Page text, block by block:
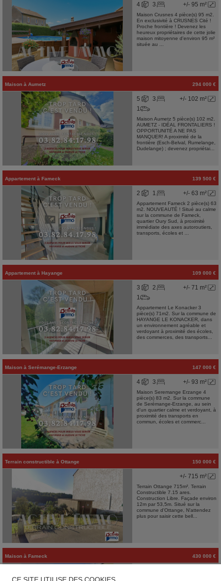
+/- 95 m²
4 3
Maison Crusnes 4 pièce(s) 95 m2.
En exclusivité à CRUSNES Cité !
Proche frontière ! Devenez les
heureux propriétaires de cette jolie
maison mitoyenne d'environ 95 m²
située au ...
Maison à Aumetz 294 000 €
+/- 102 m²
5
3
1
Maison Aumetz 5 pièce(s) 102 m2.
AUMETZ - IDÉAL FRONTALIERS !
OPPORTUNITÉ A NE PAS
MANQUER! A proximité de la
frontière (Esch-Belval, Rumelange,
Dudelange) ; devenez propriétai...
Appartement à Fameck 139 500 €
+/- 63 m²
2 1
Appartement Fameck 2 pièce(s) 63
m2. NOUVEAUTÉ ! Situé au calme
sur la commune de Fameck,
quartier Oury Sud, à proximité
immédiate des axes autoroutiers,
transports, écoles et ...
Appartement à Hayange 109 000 €
+/- 71 m²
3
2
1
Appartement Le Konacker 3
pièce(s) 71m2. Sur la commune de
HAYANGE LE KONACKER, dans
un environnement agréable et
verdoyant à proximité des écoles,
des commerces, des transports...
Maison à Serémange-Erzange 147 000 €
+/- 93 m²
4 3
Maison Seremange Erzange 4
pièce(s) 83 m2. Sur la commune
de Serémange-Erzange, au sein
d'un quartier calme et verdoyant, à
proximité des transports en
commun, écoles et commerc...
Terrain constructible à Ottange 150 000 €
+/- 715 m²
Terrain Ottange 715m². Terrain
Constructible 7.15 ares.
Construction Libre. Façade environ
12m par 53,5m. Situé sur la
commune d'Ottange, N'attendez
plus pour saisir cette bell...
Maison à Fameck 430 000 €